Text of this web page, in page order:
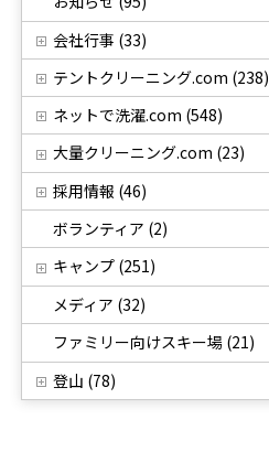
会社行事 (33)
テントクリーニング.com (238)
ネットで洗濯.com (548)
大量クリーニング.com (23)
採用情報 (46)
ボランティア (2)
キャンプ (251)
メディア (32)
ファミリー向けスキー場 (21)
登山 (78)